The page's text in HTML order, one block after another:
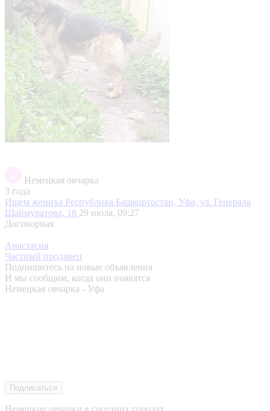
Немецкая овчарка
3 года
Ищем жениха Республика Башкортостан, Уфа, ул. Генерала
Шаймуратова, 18 29 июля, 09:27
Договорная
Анастасия
Частный продавец
Подпишитесь на новые объявления
И мы сообщим, когда они появятся
Немецкая овчарка - Уфа
Подписаться
Немецкие овчарки в соседних городах